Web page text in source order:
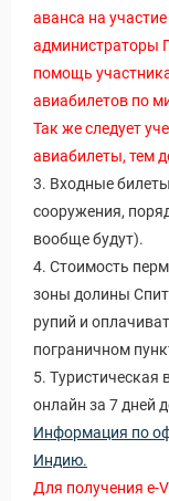
аванса на
администраторы
помощь
авиабилетов по
Так же следует
авиабилеты, тем
3. Входные
сооружения,
вообще будут).
4. Стоимость
зоны долины
рупий и
пограничном
5. Туристическая
онлайн за 7 дней
Информация по
Индию.
Для получения e-